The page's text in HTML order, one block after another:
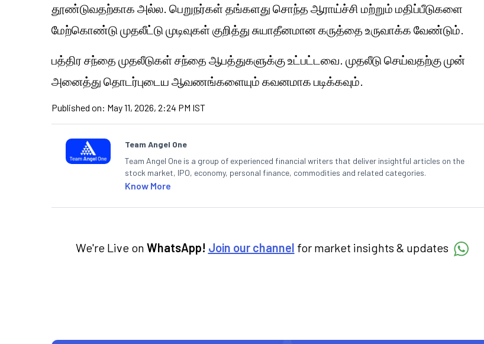
தூண்டுவதற்காக அல்ல. பெறுநர்கள் தங்களது சொந்த ஆராய்ச்சி மற்றும் மதிப்பீடுகளை
மேற்கொண்டு முதலீட்டு முடிவுகள் குறித்து சுயாதீனமான கருத்தை உருவாக்க வேண்டும்.
பத்திர சந்தை முதலீடுகள் சந்தை ஆபத்துகளுக்கு உட்பட்டவை. முதலீடு செய்வதற்கு முன்
அனைத்து தொடர்புடைய ஆவணங்களையும் கவனமாக படிக்கவும்.
Published on: May 11, 2026, 2:24 PM IST
Team Angel One
Team Angel One is a group of experienced financial writers that deliver insightful articles on the
stock market, IPO, economy, personal finance, commodities and related categories.
Know More
We're Live on WhatsApp! Join our channel for market insights & updates